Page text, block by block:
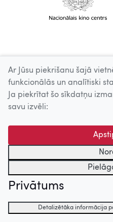
Ar Jūsu piekrišanu šajā
funkcionālās un analītiski
Ja piekrītat šo sīkdatņu
savu izvēli:
Privātums
Detalizētāka informācija